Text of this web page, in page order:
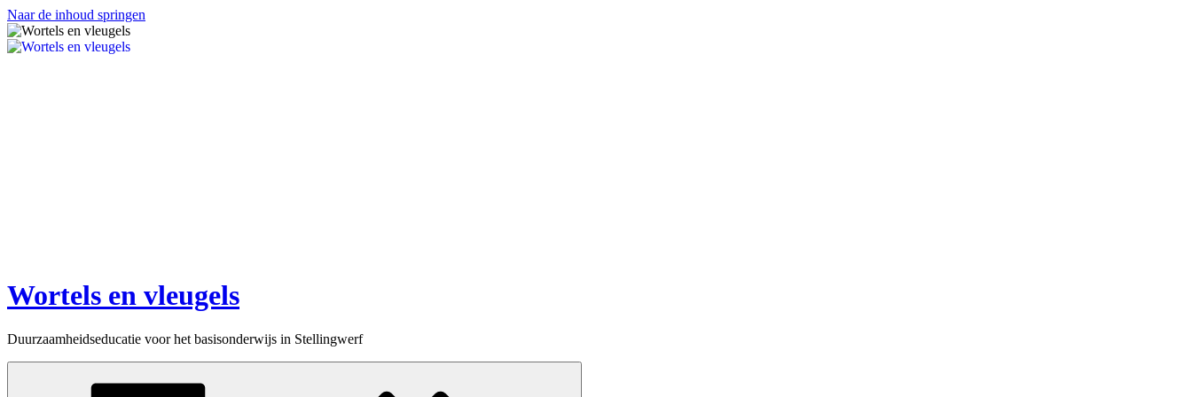
Naar de inhoud springen
Wortels en vleugels
Duurzaamheidseducatie voor het basisonderwijs in Stellingwerf